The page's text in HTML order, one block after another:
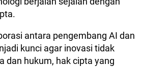
antara pengembang AI dan
kunci agar inovasi tidak
dan hukum, hak cipta yang